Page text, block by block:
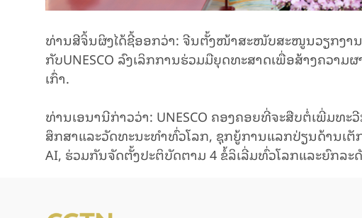
ທ່ານສີຈິ້ນຜິງໄດ້ຊີ້ອອກວ່າ: ຈີນຕັ້ງໜ້າສະໜັບສະໜູນວຽກງານ
ກັບUNESCO ລົງເລິກການຮ່ວມມືຍຸດທະສາດເພື່ອສ້າງຄວາ
ເກົ່າ.
ທ່ານເອນານີກ່າວວ່າ: UNESCO ຄອງຄອຍທີ່ຈະສືບຕໍ່ເພີ່ມທ
ສຶກສາແລະວັດທະນະທຳທົ່ວໂລກ, ຊຸກຍູ້ການແລກປ່ຽນດ້ານເ
AI, ຮ່ວມກັນຈັດຕັ້ງປະຕິບັດຕາມ 4 ຂໍ້ລິເລີ່ມທົ່ວໂລກແລະຍົກລ